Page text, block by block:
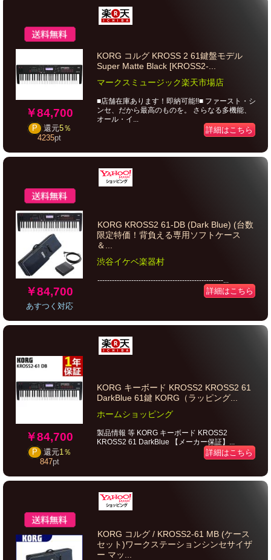
￥84,700
P 還元5％
4235pt
KORG コルグ KROSS 2 61鍵盤モデル
Super Matte Black [KROSS2-...
マークスミュージック楽天市場店
■店舗在庫あります！即納可能!!■ ファースト・シ
ンセ、だから最高のものを。 さらなる多機能、
オール・イ...
詳細はこちら
￥84,700
あすつく対応
KORG KROSS2 61-DB (Dark Blue) (台数
限定特価！背負える専用ソフトケース
＆...
渋谷イケベ楽器村
----------------------------------------------------...
詳細はこちら
￥84,700
P 還元1％
847pt
KORG キーボード KROSS2 KROSS2 61
DarkBlue 61鍵 KORG（ラッピング...
ホームショッピング
製品情報 等 KORG キーボード KROSS2
KROSS2 61 DarkBlue 【メーカー保証】...
詳細はこちら
KORG コルグ / KROSS2-61 MB (ケース
セット)ワークステーションシンセサイザ
ー マッ...